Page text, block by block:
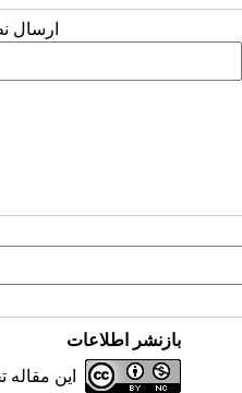
ارسال
بازنشر اطلاعات
این